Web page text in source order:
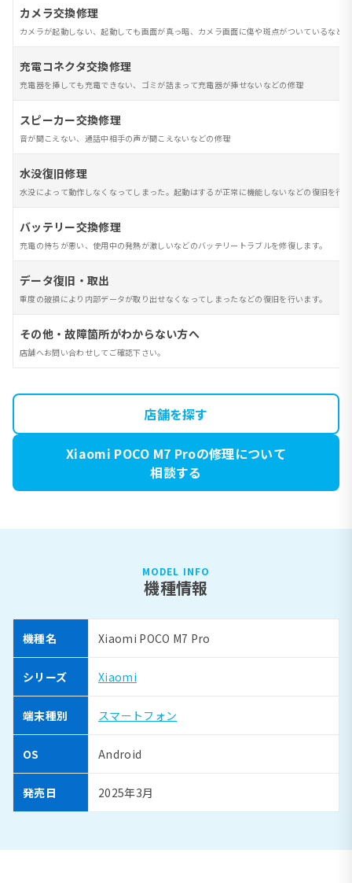
カメラ交換修理
カメラが起動しない、起動しても画面が真っ暗、カメラ画面に傷や斑点がついているなど
充電コネクタ交換修理
充電器を挿しても充電できない、ゴミが詰まって充電器が挿せないなどの修理
スピーカー交換修理
音が聞こえない、通話中相手の声が聞こえないなどの修理
水没復旧修理
水没によって動作しなくなってしまった。起動はするが正常に機能しないなどの復旧を行
バッテリー交換修理
充電の持ちが悪い、使用中の発熱が激しいなどのバッテリートラブルを修復します。
データ復旧・取出
重度の破損により内部データが取り出せなくなってしまったなどの復旧を行います。
その他・故障箇所がわからない方へ
店舗へお問い合わせしてご確認下さい。
店舗を探す
Xiaomi POCO M7 Proの修理について
相談する
MODEL INFO
機種情報
機種名 Xiaomi POCO M7 Pro
シリーズ Xiaomi
端末種別 スマートフォン
OS Android
発売日 2025年3月